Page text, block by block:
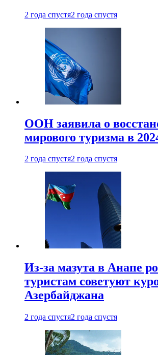
2 года спустя2 года спустя
ООН заявила о
мирового туризма в
2 года спустя2 года спустя
Из-за мазута в Анапе
туристам советуют
Азербайджана
2 года спустя2 года спустя